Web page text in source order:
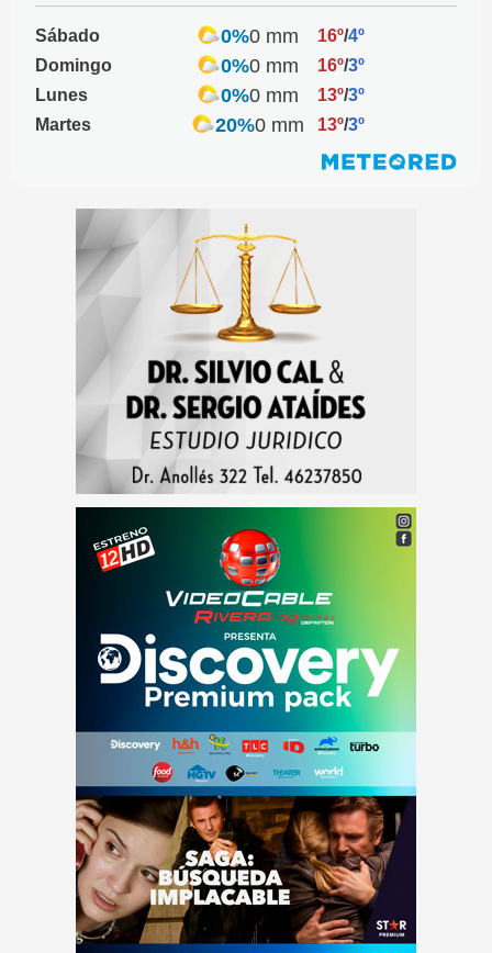
Sábado 0%0 mm 16º/4º
Domingo
0%0 mm 16º/3º
Lunes
0%0 mm 13º/3º
Martes
20%0 mm 13º/3º